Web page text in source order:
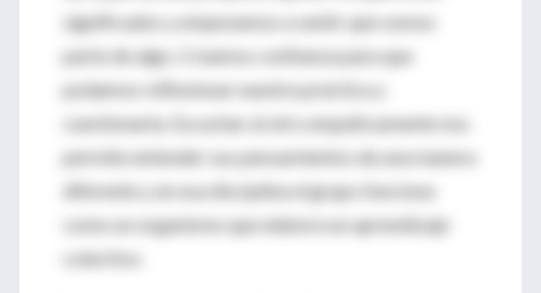
significados y empezamos a sentir que somos
parte de algo. Creamos confianza para que
podamos reflexionar nuestra práctica y
cuestionarla. Escuchar al otro empáticamente nos
permite entender sus pensamientos de una manera
diferente y en esa disciplina el grupo funciona
como un organismo que elabora un aprendizaje
colectivo.